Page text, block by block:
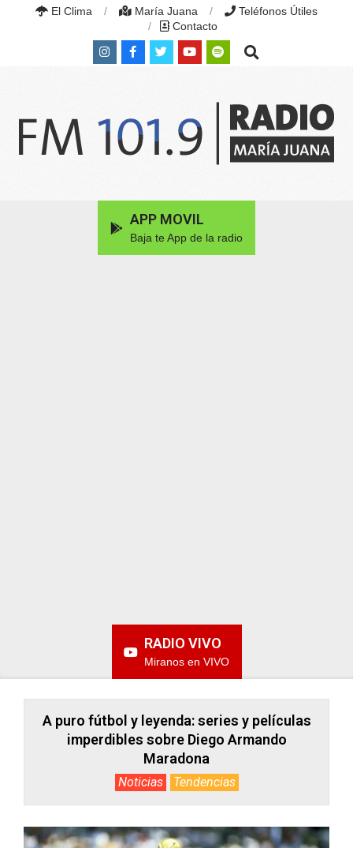
El Clima María Juana
Teléfonos Útiles
Contacto
Search
APP MOVIL
Baja te App de la radio
RADIO VIVO
Miranos en VIVO
A puro fútbol y leyenda: series y películas
imperdibles sobre Diego Armando
Maradona
Noticias Tendencias